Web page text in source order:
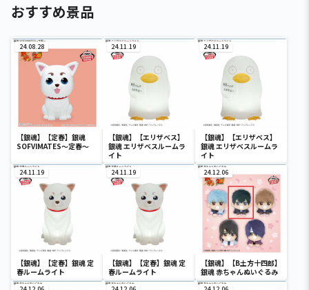
おすすめ景品
24.08.28
【銀魂】【定春】銀魂
SOFVIMATES～定春～
24.11.19
【銀魂】【エリザベス】
銀魂 エリザベスルームラ
イト
24.11.19
【銀魂】【エリザベス】
銀魂 エリザベスルームラ
イト
24.11.19
【銀魂】【定春】銀魂 定
春ルームライト
24.11.19
【銀魂】【定春】銀魂 定
春ルームライト
24.12.06
【銀魂】【B土方十四郎】
銀魂 赤ちゃんぬいぐるみ